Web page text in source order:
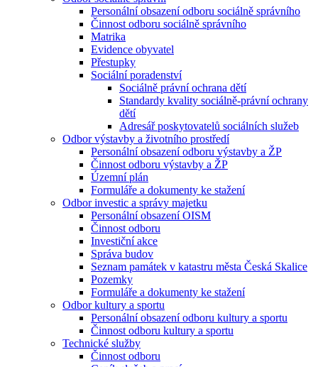
Personální obsazení odboru sociálně správního
Činnost odboru sociálně správního
Matrika
Evidence obyvatel
Přestupky
Sociální poradenství
Sociálně právní ochrana dětí
Standardy kvality sociálně-právní ochrany
dětí
Adresář poskytovatelů sociálních služeb
Odbor výstavby a životního prostředí
Personální obsazení odboru výstavby a ŽP
Činnost odboru výstavby a ŽP
Územní plán
Formuláře a dokumenty ke stažení
Odbor investic a správy majetku
Personální obsazení OISM
Činnost odboru
Investiční akce
Správa budov
Seznam památek v katastru města Česká Skalice
Pozemky
Formuláře a dokumenty ke stažení
Odbor kultury a sportu
Personální obsazení odboru kultury a sportu
Činnost odboru kultury a sportu
Technické služby
Činnost odboru